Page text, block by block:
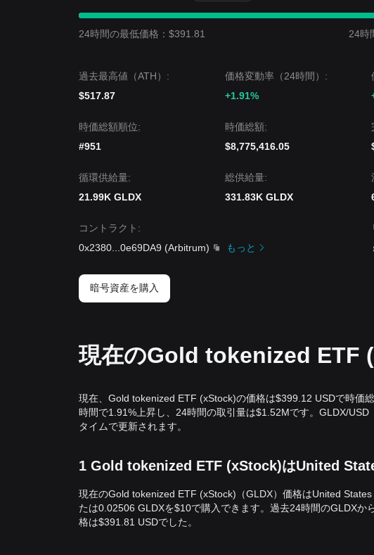
24時間の最低価格：$391.81 24時
過去最高値（ATH）:
$517.87
価格変動率（24時間）:
+1.91%
時価総額順位:
#951
時価総額:
$8,775,416.05
循環供給量:
21.99K GLDX
‌総供給量:
331.83K GLDX
コントラクト :
0x2380
0e69DA9 (Arbitrum) もっと
暗号資産を購入
現在のGold tokenized ETF
現在、Gold tokenized ETF (xStock)の価格は$399.12 USDで時価
時間で1.91%上昇し、24時間の取引量は$1.52Mです。GLDX/
タイムで更新されます。
1 Gold tokenized ETF (xStock)はUnited
現在のGold tokenized ETF (xStock)（GLDX）価格はUnited
たは0.02506 GLDXを$10で購入できます。過去24時間のGLDX
格は$391.81 USDでした。